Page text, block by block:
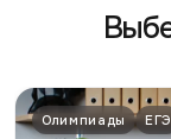
Олимпиады ЕГЭ